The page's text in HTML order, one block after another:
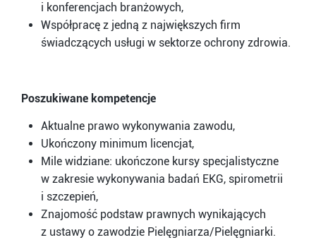
i konferencjach branżowych,
Współpracę z jedną z największych firm
świadczących usługi w sektorze ochrony zdrowia.
Poszukiwane kompetencje
Aktualne prawo wykonywania zawodu,
Ukończony minimum licencjat,
Mile widziane: ukończone kursy specjalistyczne
w zakresie wykonywania badań EKG, spirometrii
i szczepień,
Znajomość podstaw prawnych wynikających
z ustawy o zawodzie Pielęgniarza/Pielęgniarki.